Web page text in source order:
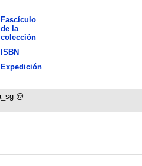
Fascículo
de la
colección
ISBN
Expedición
@